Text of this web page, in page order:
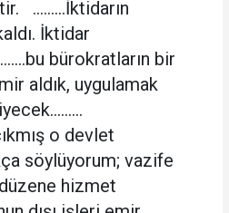
.........İktidarın
İktidar
bürokratların bir
aldık, uygulamak
o devlet
söylüyorum; vazife
hizmet